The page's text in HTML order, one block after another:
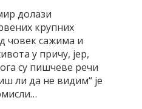
долази
крупних
човек сажима и
у причу, јер,
су пишчеве речи
ли да не видим“ је